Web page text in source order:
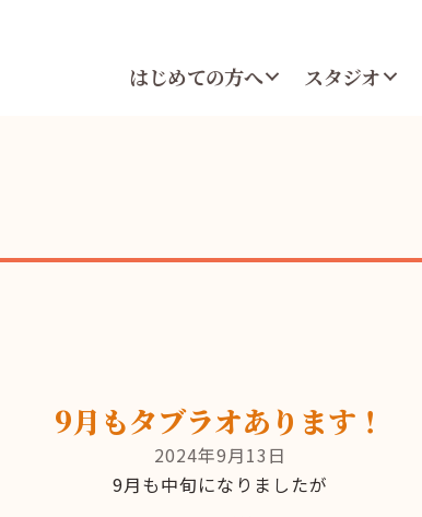
はじめての方へ スタジオ
9月もタブラオあります！
2024年9月13日
9月も中旬になりましたが